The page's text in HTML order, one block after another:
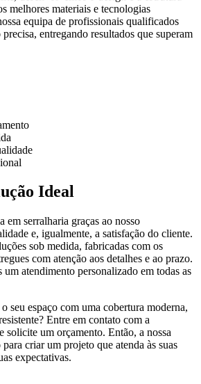
melhores materiais e tecnologias
equipa de profissionais qualificados
entregando resultados que superam
Ideal
em serralharia graças ao nosso
e, igualmente, a satisfação do cliente.
sob medida, fabricadas com os
com atenção aos detalhes e ao prazo.
atendimento personalizado em todas as
seu espaço com uma cobertura moderna,
Entre em contato com a
solicite um orçamento. Então, a nossa
criar um projeto que atenda às suas
expectativas.